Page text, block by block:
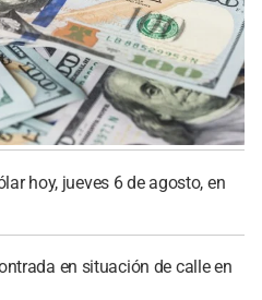
hoy, jueves 6 de agosto, en
en situación de calle en